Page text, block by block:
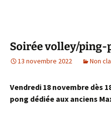
Soirée volley/ping-
13 novembre 2022 Non
Vendredi 18 novembre dès
pong dédiée aux anciens